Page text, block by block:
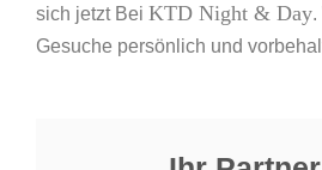
sich jetzt Bei KTD Night & Day.
Gesuche persönlich und